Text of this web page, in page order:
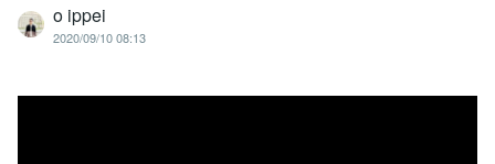
o ippei
2020/09/10 08:13